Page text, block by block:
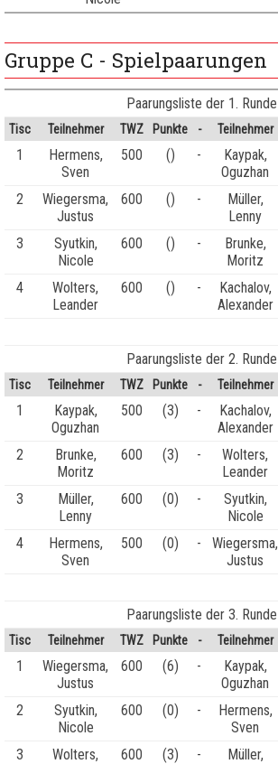
Gruppe C - Spielpaarungen
Paarungsliste der 1. Runde
Tisc Teilnehmer TWZ Punkte - Teilnehmer
1
Hermens,
Sven
500 () -
Kaypak,
Oguzhan
2
Wiegersma,
Justus
600 () -
Müller,
Lenny
3
Syutkin,
Nicole
600 () -
Brunke,
Moritz
4
Wolters,
Leander
600 () -
Kachalov,
Alexander
Paarungsliste der 2. Runde
Tisc Teilnehmer TWZ Punkte - Teilnehmer
1
Kaypak,
Oguzhan
500 (3) -
Kachalov,
Alexander
2
Brunke,
Moritz
600 (3) -
Wolters,
Leander
3
Müller,
Lenny
600 (0) -
Syutkin,
Nicole
4
Hermens,
Sven
500 (0) -
Wiegersma,
Justus
Paarungsliste der 3. Runde
Tisc Teilnehmer TWZ Punkte - Teilnehmer
1
Wiegersma,
Justus
600 (6) -
Kaypak,
Oguzhan
2
Syutkin,
Nicole
600 (0) -
Hermens,
Sven
3
Wolters,
600 (3) -
Müller,